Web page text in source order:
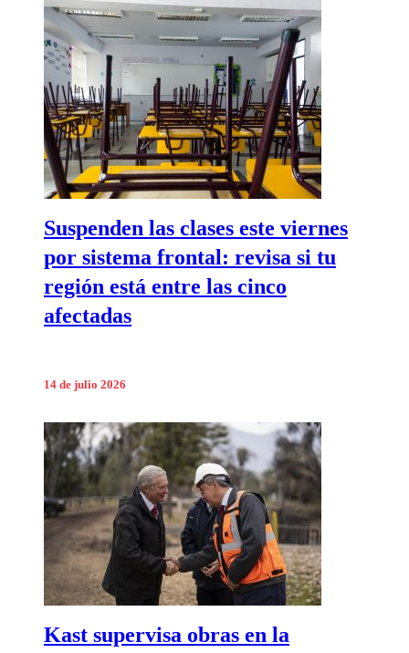
Suspenden las clases este viernes
por sistema frontal: revisa si tu
región está entre las cinco
afectadas
14 de julio 2026
Kast supervisa obras en la